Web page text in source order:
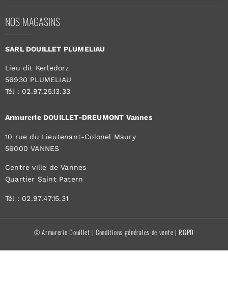
NOS MAGASINS
SARL DOUILLET PLUMELIAU
Lieu dit Kerledorz
56930 PLUMELIAU
Tél : 02.97.25.13.33
Armurerie DOUILLET-DREUMONT Vannes
10 rue du Lieutenant-Colonel Maury
56000 VANNES
Centre ville de Vannes
Quartier Saint Patern
Tél : 02.97.47.15.31
© Armurerie Douillet | Conditions générales de vente | RGPD